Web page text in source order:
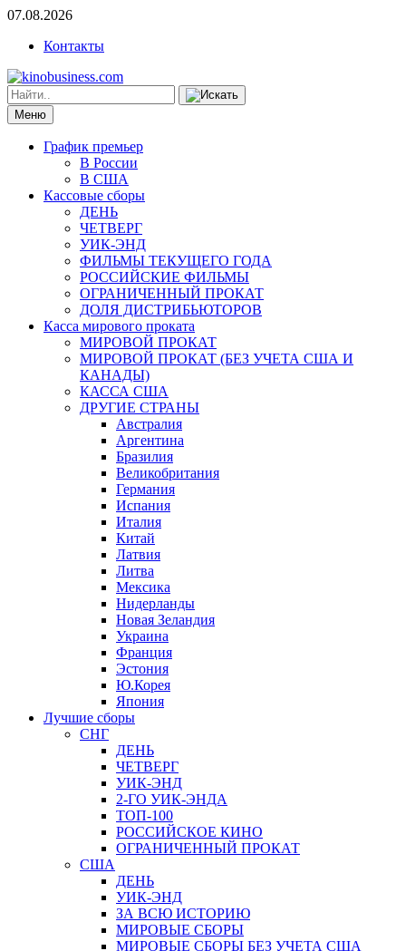
07.08.2026
Контакты
Меню
График премьер
В России
В США
Кассовые сборы
ДЕНЬ
ЧЕТВЕРГ
УИК-ЭНД
ФИЛЬМЫ ТЕКУЩЕГО ГОДА
РОССИЙСКИЕ ФИЛЬМЫ
ОГРАНИЧЕННЫЙ ПРОКАТ
ДОЛЯ ДИСТРИБЬЮТОРОВ
Касса мирового проката
МИРОВОЙ ПРОКАТ
МИРОВОЙ ПРОКАТ (БЕЗ УЧЕТА США И
КАНАДЫ)
КАССА США
ДРУГИЕ СТРАНЫ
Австралия
Аргентина
Бразилия
Великобритания
Германия
Испания
Италия
Китай
Латвия
Литва
Мексика
Нидерланды
Новая Зеландия
Украина
Франция
Эстония
Ю.Корея
Япония
Лучшие сборы
СНГ
ДЕНЬ
ЧЕТВЕРГ
УИК-ЭНД
2-ГО УИК-ЭНДА
ТОП-100
РОССИЙСКОЕ КИНО
ОГРАНИЧЕННЫЙ ПРОКАТ
США
ДЕНЬ
УИК-ЭНД
ЗА ВСЮ ИСТОРИЮ
МИРОВЫЕ СБОРЫ
МИРОВЫЕ СБОРЫ БЕЗ УЧЕТА США